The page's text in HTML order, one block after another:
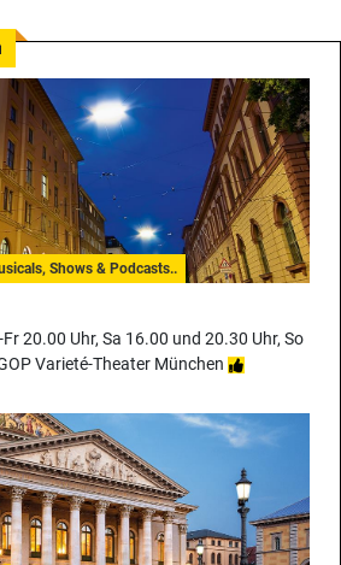
Shows & Podcasts..
20.00 Uhr, Sa 16.00 und 20.30 Uhr, So
Varieté-Theater München